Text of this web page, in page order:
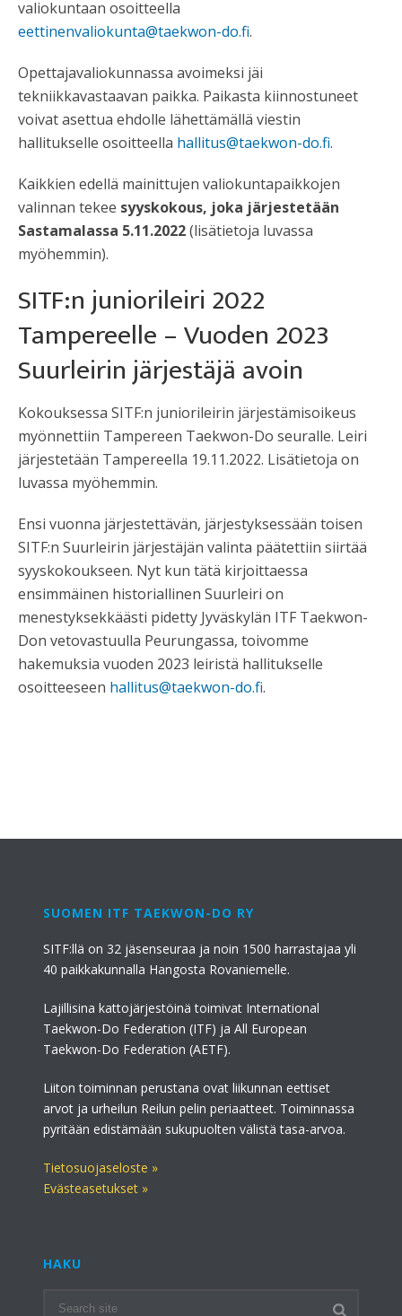
valiokuntaan osoitteella
eettinenvaliokunta@taekwon-do.fi.
Opettajavaliokunnassa avoimeksi jäi
tekniikkavastaavan paikka. Paikasta kiinnostuneet
voivat asettua ehdolle lähettämällä viestin
hallitukselle osoitteella hallitus@taekwon-do.fi.
Kaikkien edellä mainittujen valiokuntapaikkojen
valinnan tekee syyskokous, joka järjestetään
Sastamalassa 5.11.2022(lisätietoja luvassa
myöhemmin).
SITF:n juniorileiri 2022
Tampereelle – Vuoden 2023
Suurleirin järjestäjä avoin
Kokouksessa SITF:n juniorileirin järjestämisoikeus
myönnettiin Tampereen Taekwon-Do seuralle. Leiri
järjestetään Tampereella 19.11.2022. Lisätietoja on
luvassa myöhemmin.
Ensi vuonna järjestettävän, järjestyksessään toisen
SITF:n Suurleirin järjestäjän valinta päätettiin siirtää
syyskokoukseen. Nyt kun tätä kirjoittaessa
ensimmäinen historiallinen Suurleiri on
menestyksekkäästi pidetty Jyväskylän ITF Taekwon-
Don vetovastuulla Peurungassa, toivomme
hakemuksia vuoden 2023 leiristä hallitukselle
osoitteeseen hallitus@taekwon-do.fi.
SUOMEN ITF TAEKWON-DO RY
SITF:llä on 32 jäsenseuraa ja noin 1500 harrastajaa yli
40 paikkakunnalla Hangosta Rovaniemelle.
Lajillisina kattojärjestöinä toimivat International
Taekwon-Do Federation (ITF) ja All European
Taekwon-Do Federation (AETF).
Liiton toiminnan perustana ovat liikunnan eettiset
arvot ja urheilun Reilun pelin periaatteet. Toiminnassa
pyritään edistämään sukupuolten välistä tasa-arvoa.
Tietosuojaseloste »
Evästeasetukset »
HAKU